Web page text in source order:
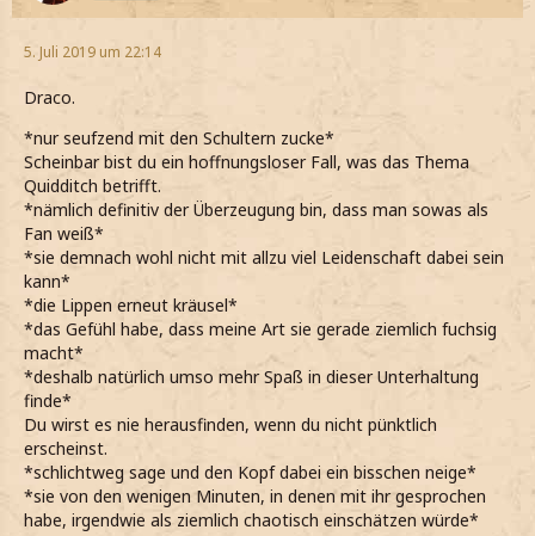
5. Juli 2019 um 22:14
Draco.
*nur seufzend mit den Schultern zucke*
Scheinbar bist du ein hoffnungsloser Fall, was das Thema
Quidditch betrifft.
*nämlich definitiv der Überzeugung bin, dass man sowas als
Fan weiß*
*sie demnach wohl nicht mit allzu viel Leidenschaft dabei sein
kann*
*die Lippen erneut kräusel*
*das Gefühl habe, dass meine Art sie gerade ziemlich fuchsig
macht*
*deshalb natürlich umso mehr Spaß in dieser Unterhaltung
finde*
Du wirst es nie herausfinden, wenn du nicht pünktlich
erscheinst.
*schlichtweg sage und den Kopf dabei ein bisschen neige*
*sie von den wenigen Minuten, in denen mit ihr gesprochen
habe, irgendwie als ziemlich chaotisch einschätzen würde*